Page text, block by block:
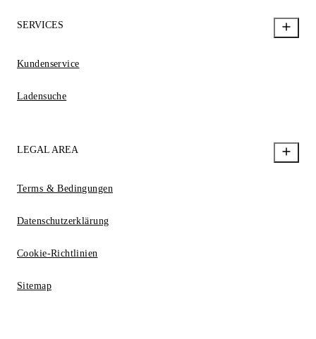
SERVICES
Kundenservice
Ladensuche
LEGAL AREA
Terms & Bedingungen
Datenschutzerklärung
Cookie-Richtlinien
Sitemap